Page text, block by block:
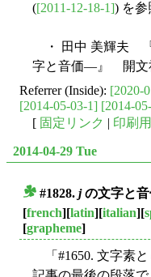
([2011-12-18-1]) を参
・ 田中 美輝夫
字と音価―』 開文
Referrer (Inside): [2020-
[2014-05-03-1] [2014-
[ 固定リンク | 印刷
2014-04-29 Tue
#1828. jの文字と音
[french][latin][italian][
[grapheme]
「#1650. 文字素